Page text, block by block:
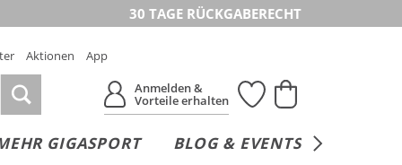
30 TAGE RÜCKGABERECHT
Aktionen
App
Anmelden &
Vorteile erhalten
GIGASPORT BLOG & EVENTS